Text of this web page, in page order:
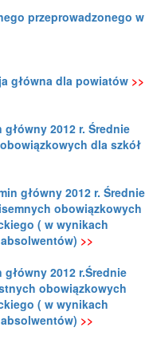
przeprowadzonego w
główna dla powiatów >>
2012 r. Średnie
dla szkół
główny 2012 r. Średnie
obowiązkowych
( w wynikach
>>
2012 r.Średnie
obowiązkowych
( w wynikach
>>